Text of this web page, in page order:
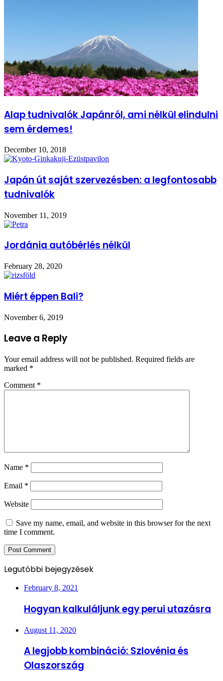
Alap tudnivalók Japánról, ami nélkül elindulni
sem érdemes!
December 10, 2018
Japán út saját szervezésben: a legfontosabb
tudnivalók
November 11, 2019
Jordánia autóbérlés nélkül
February 28, 2020
Miért éppen Bali?
November 6, 2019
Leave a Reply
Your email address will not be published. Required fields are
marked *
Comment *
Name *
Email *
Website
Save my name, email, and website in this browser for the next
time I comment.
Legutóbbi bejegyzések
February 8, 2021
Hogyan kalkuláljunk egy perui utazásra
August 11, 2020
A legjobb kombináció: Szlovénia és
Olaszország